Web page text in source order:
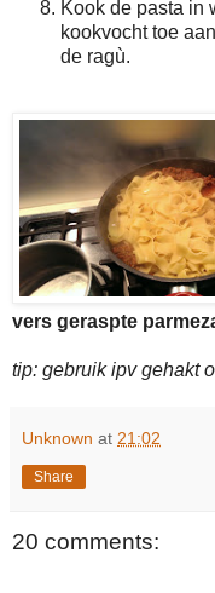
Kook de pasta in
kookvocht toe
de ragù.
vers geraspte
tip: gebruik ipv gehakt
Unknown at 21:02
Share
20 comments: